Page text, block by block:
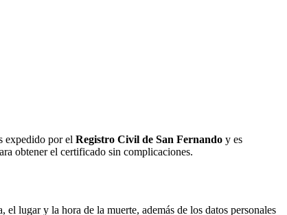
expedido por el Registro Civil de San Fernando y es
obtener el certificado sin complicaciones.
lugar y la hora de la muerte, además de los datos personales